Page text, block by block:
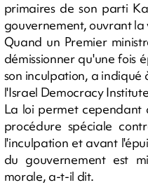
primaires de son parti
gouvernement, ouvrant
Quand un Premier
démissionner qu'une fois
son inculpation, a indiqué
l'Israel Democracy
La loi permet cependant
procédure spéciale
l'inculpation et avant
du gouvernement est
morale, a-t-il dit.